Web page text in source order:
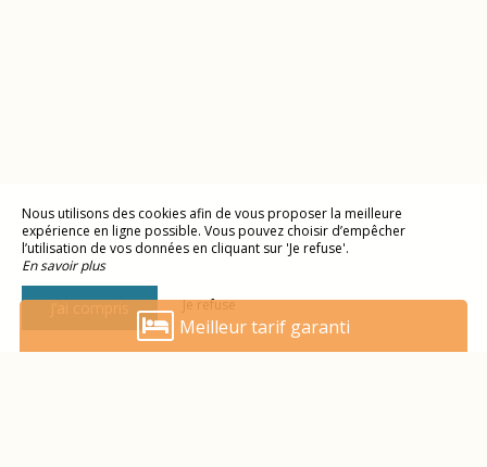
Nous utilisons des cookies afin de vous proposer la meilleure
expérience en ligne possible. Vous pouvez choisir d’empêcher
l’utilisation de vos données en cliquant sur 'Je refuse'.
En savoir plus
Je refuse
Meilleur tarif garanti